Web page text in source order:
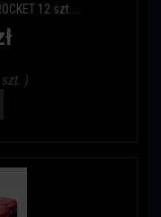
12 szt....
szt. )